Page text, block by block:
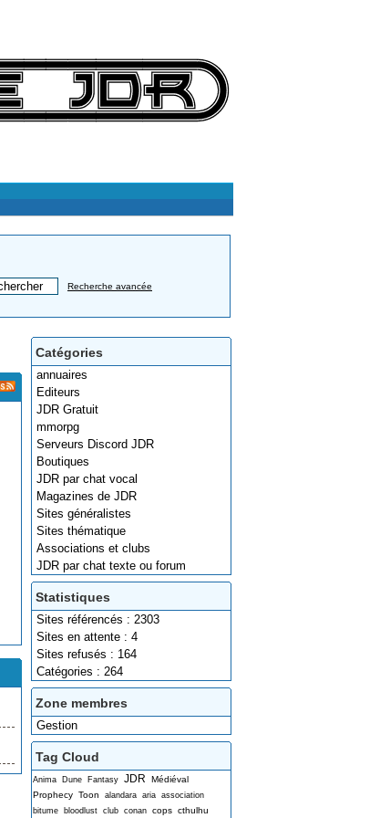
Recherche avancée
Catégories
annuaires
Editeurs
JDR Gratuit
mmorpg
Serveurs Discord JDR
Boutiques
JDR par chat vocal
Magazines de JDR
Sites généralistes
Sites thématique
Associations et clubs
JDR par chat texte ou forum
Statistiques
Sites référencés : 2303
Sites en attente : 4
Sites refusés : 164
Catégories : 264
Zone membres
Gestion
Tag Cloud
Anima Dune Fantasy JDR
Médiéval
Prophecy Toon alandara aria association
bitume
bloodlust club conan cops cthulhu